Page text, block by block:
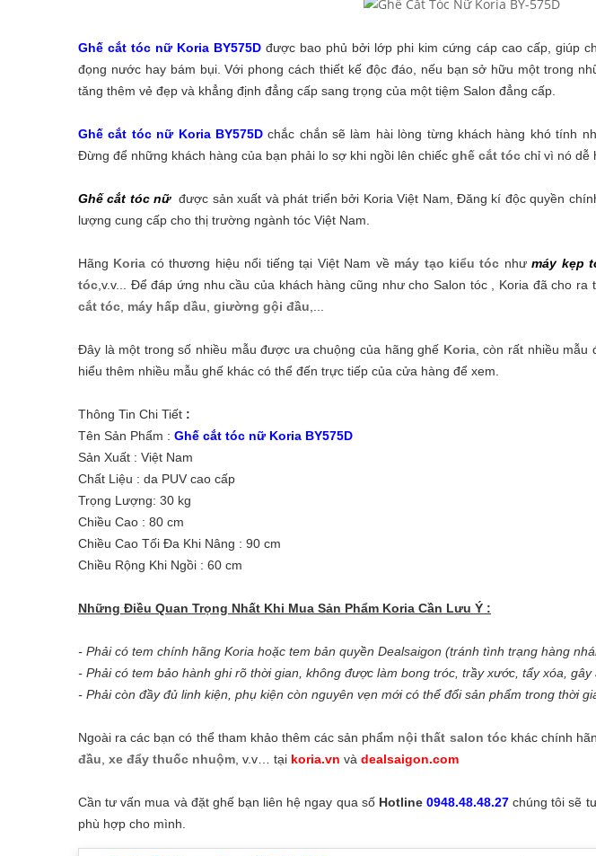
Ghế cắt tóc nữ Koria BY575D được bao phủ bởi lớp phi kim cứng cáp cao cấp, giúp
đọng nước hay bám bụi. Với phong cách thiết kế độc đáo, nếu bạn sở hữu một trong
tăng thêm vẻ đẹp và khẳng định đẳng cấp sang trọng của một tiệm Salon đẳng cấp.
Ghế cắt tóc nữ Koria BY575Dchắc chắn sẽ làm hài lòng từng khách hàng khó tính
Đừng để những khách hàng của bạn phải lo sợ khi ngồi lên chiếc ghế cắt tóc chỉ vì nó dễ
Ghế cắt tóc nữ được sản xuất và phát triển bởi Koria Việt Nam, Đăng kí độc quyền
lượng cung cấp cho thị trường ngành tóc Việt Nam.
Hãng Koria có thương hiệu nổi tiếng tại Việt Nam về máy tạo kiểu tóc nhưmáy kẹp
tóc ,v.v... Để đáp ứng nhu cầu của khách hàng cũng như cho Salon tóc , Koria đã cho
cắt tóc máy hấp dầu giường gội đầu
Đây là một trong số nhiều mẫu được ưa chuộng của hãng ghế Koria, còn rất nhiều mẫu
hiểu thêm nhiều mẫu ghế khác có thể đến trực tiếp của cửa hàng để xem.
Thông Tin Chi Tiết :
Tên Sản Phẩm : Ghế cắt tóc nữ Koria BY575D
Sản Xuất : Việt Nam
Chất Liệu : da PUV cao cấp
Trọng Lượng: 30 kg
Chiều Cao : 80 cm
Chiều Cao Tối Đa Khi Nâng : 90 cm
Chiều Rộng Khi Ngồi : 60 cm
Những Điều Quan Trọng Nhất Khi Mua Sản Phẩm Koria Cần Lưu Ý :
- Phải có tem chính hãng Koria hoặc tem bản quyền Dealsaigon (tránh tình trạng hàng
- Phải có tem bảo hành ghi rõ thời gian, không được làm bong tróc, trầy xước, tẩy xóa, gây
- Phải còn đầy đủ linh kiện, phụ kiện còn nguyên vẹn mới có thể đổi sản phẩm trong thời
Ngoài ra các bạn có thể tham khảo thêm các sản phẩm nội thất salon tóckhác chính
đầu xe đẩy thuốc nhuộm , v.v… tại koria.vn và dealsaigon.com
Cần tư vấn mua và đặt ghế bạn liên hệ ngay qua số Hotline 0948.48.48.27 chúng tôi sẽ
phù hợp cho mình.